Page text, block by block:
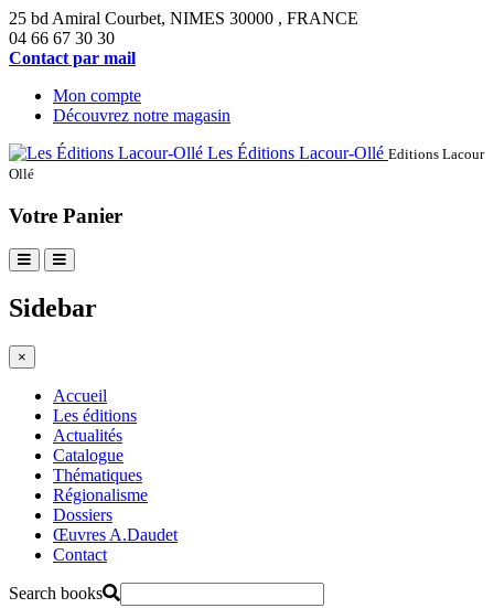
25 bd Amiral Courbet, NIMES 30000 , FRANCE
04 66 67 30 30
Contact par mail
Mon compte
Découvrez notre magasin
Les Éditions Lacour-Ollé Editions Lacour
Ollé
Votre Panier
Sidebar
×
Accueil
Les éditions
Actualités
Catalogue
Thématiques
Régionalisme
Dossiers
Œuvres A.Daudet
Contact
Search books